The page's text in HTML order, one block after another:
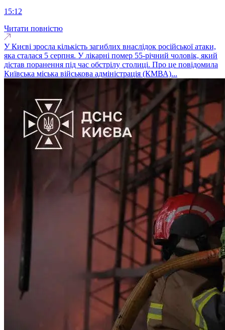
15:12
Читати повністю
У Києві зросла кількість загиблих внаслідок російської атаки,
яка сталася 5 серпня. У лікарні помер 55-річний чоловік, який
дістав поранення під час обстрілу столиці. Про це повідомила
Київська міська військова адміністрація (КМВА)...